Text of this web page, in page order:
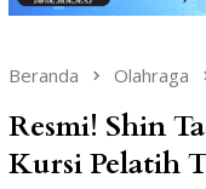
Beranda Olahraga
Resmi! Shin
Kursi Pelatih